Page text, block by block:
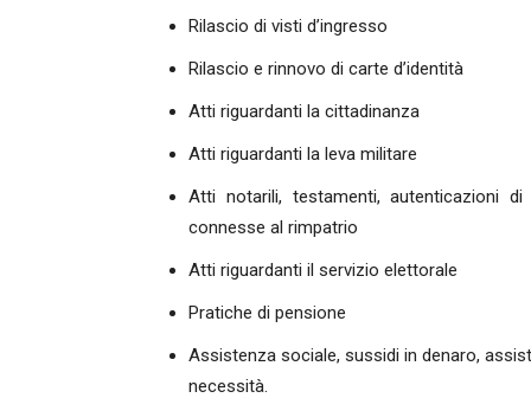
Rilascio di visti d’ingresso
Rilascio e rinnovo di carte d’identità
Atti riguardanti la cittadinanza
Atti riguardanti la leva militare
Atti notarili, testamenti, autenticazioni
connesse al rimpatrio
Atti riguardanti il servizio elettorale
Pratiche di pensione
Assistenza sociale, sussidi in denaro,
necessità.